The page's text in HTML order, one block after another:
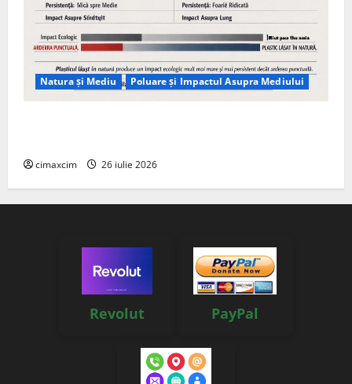
Natura și Mediu Poluare și Impactul Asupra Mediului
cimaxcim 26 iulie 2026
Revolut PayPal